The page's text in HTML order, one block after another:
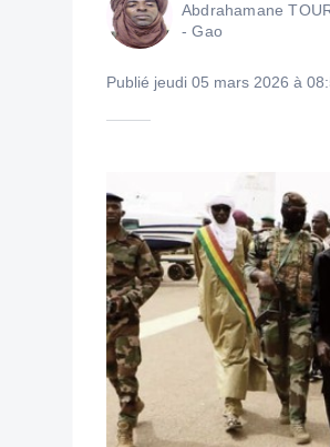
Abdrahamane
- Gao
Publié jeudi 05 mars 2026 à